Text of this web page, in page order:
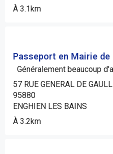
À 3.1km
Passeport en Mairie de
Généralement beaucoup
57 RUE GENERAL DE
95880
ENGHIEN LES BAINS
À 3.2km